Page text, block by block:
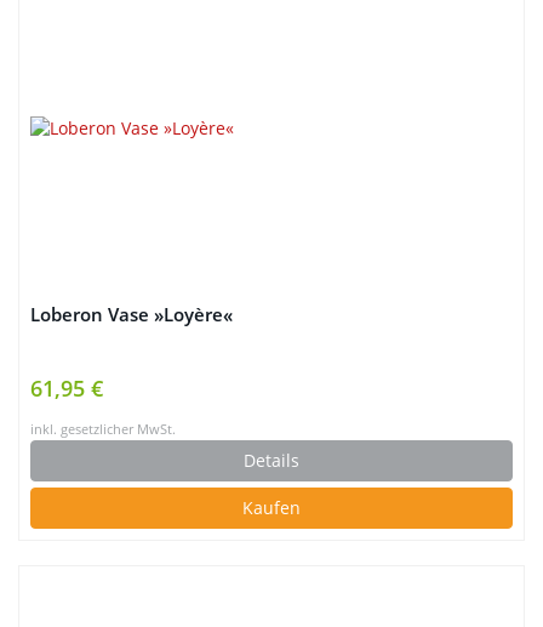
Loberon Vase »Loyère«
61,95 €
inkl. gesetzlicher MwSt.
Details
Kaufen